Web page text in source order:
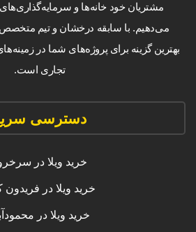
مشتریان خود خانه‌ها و
می‌دهیم. با سابقه درخشان و تیم
بهترین گزینه برای پروژه‌های شما در
تجاری است.
دسترسی
خرید ویلا در
خرید ویلا در فریدون
خرید ویلا در